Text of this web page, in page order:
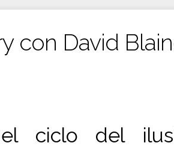
con David
el ciclo del
Espectáculos,